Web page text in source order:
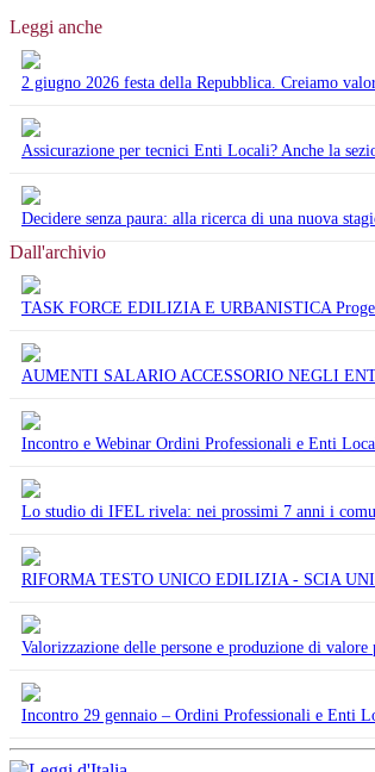
Leggi anche
2 giugno 2026 festa della Repubblica. Creiamo
Assicurazione per tecnici Enti Locali? Anche la
Decidere senza paura: alla ricerca di una nuova
Dall'archivio
TASK FORCE EDILIZIA E URBANISTICA
AUMENTI SALARIO ACCESSORIO NEGLI
Incontro e Webinar Ordini Professionali e Enti
Lo studio di IFEL rivela: nei prossimi 7 anni i
RIFORMA TESTO UNICO EDILIZIA - SCIA
Valorizzazione delle persone e produzione di
Incontro 29 gennaio – Ordini Professionali e Enti